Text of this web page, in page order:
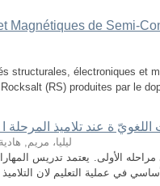
Magnétiques de Semi-
structurales, électroniques et
(RS) produites par le
ليليا، مريم,
الأولى. يعتمد تدريس